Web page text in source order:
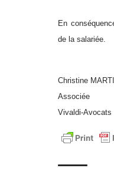
En
de la salariée.
Christine
Associée
Vivaldi-Avocats